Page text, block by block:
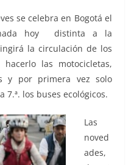
se celebra en Bogotá el
hoy distinta a la
la circulación de los
las motocicletas,
y por primera vez solo
los buses ecológicos.
Las
noved
ades,